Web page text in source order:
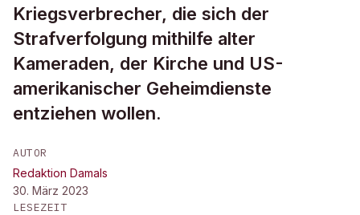
Kriegsverbrecher, die sich der
Strafverfolgung mithilfe alter
Kameraden, der Kirche und US-
amerikanischer Geheimdienste
entziehen wollen.
AUTOR
Redaktion Damals
30. März 2023
LESEZEIT